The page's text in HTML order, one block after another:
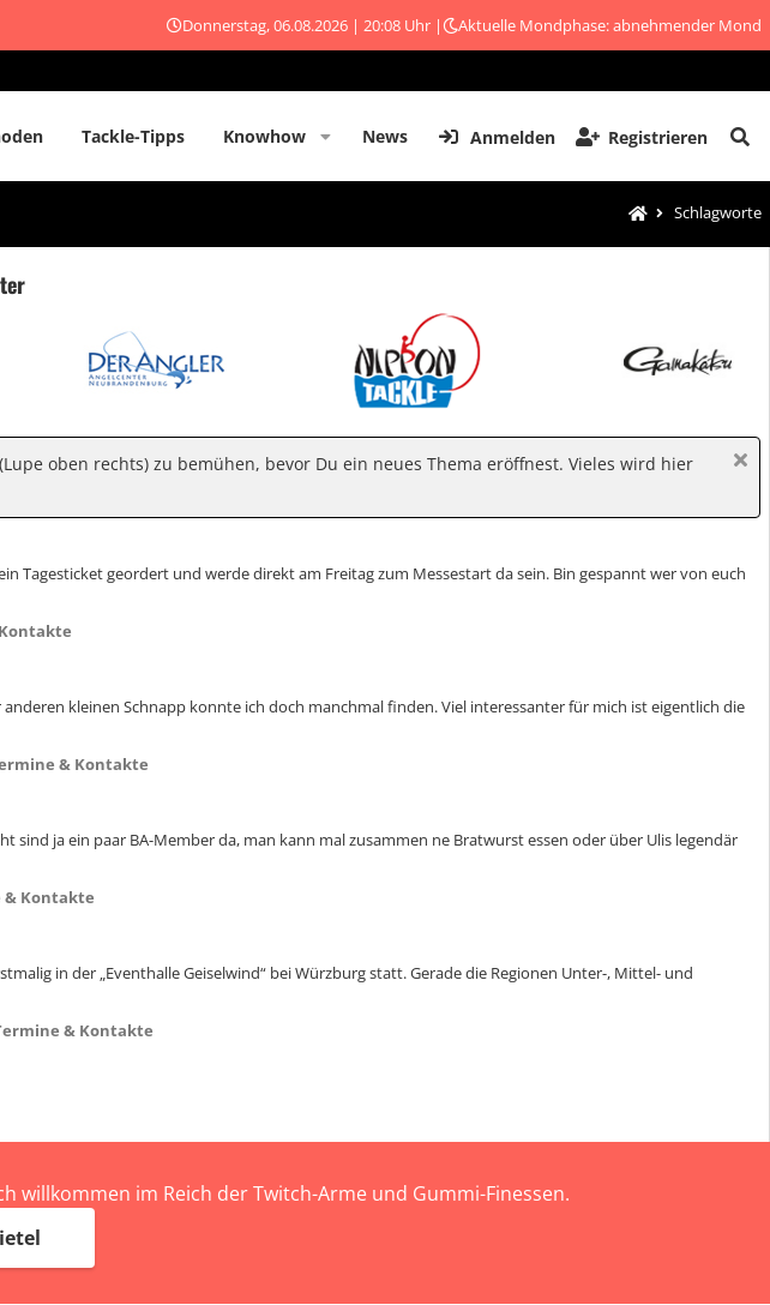
Donnerstag, 06.08.2026 | 20:08 Uhr | Aktuelle Mondphase: abnehmender Mond
Tackle-Tipps Knowhow News Anmelden Registrieren
Schlagworte
oben rechts) zu bemühen, bevor Du ein neues Thema eröffnest. Vieles wird hier
geordert und werde direkt am Freitag zum Messestart da sein. Bin gespannt wer von euch
kleinen Schnapp konnte ich doch manchmal finden. Viel interessanter für mich ist eigentlich die
& Kontakte
sind ja ein paar BA-Member da, man kann mal zusammen ne Bratwurst essen oder über Ulis legendär
Kontakte
in der „Eventhalle Geiselwind“ bei Würzburg statt. Gerade die Regionen Unter-, Mittel- und
& Kontakte
willkommen im Reich der Twitch-Arme und Gummi-Finessen.